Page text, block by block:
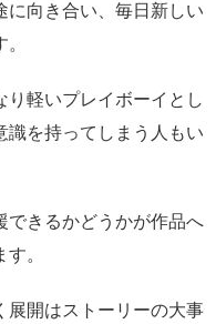
に向き合い、毎日新しい
り軽いプレイボーイとし
識を持ってしまう人もい
できるかどうかが作品へ
。
展開はストーリーの大事